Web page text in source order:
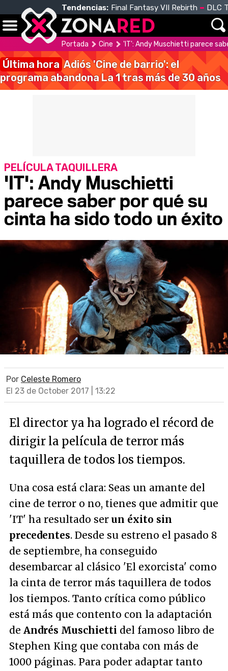
Tendencias: Final Fantasy VII Rebirth DLC
Portada Cine 'IT': Andy Muschietti parece
Última hora Adiós 'Cine de barrio': el
programa abandona La 1 tras más de 30 años
'IT': Andy Muschietti
parece saber por qué su
cinta ha sido todo un éxito
PELÍCULA TAQUILLERA
Por Celeste Romero
El 23 de October 2017 | 13:22
El director ya ha logrado el récord de
dirigir la película de terror más
taquillera de todos los tiempos.
Una cosa está clara: Seas un amante del
cine de terror o no, tienes que admitir que
'IT' ha resultado ser un éxito sin
precedentes. Desde su estreno el pasado 8
de septiembre, ha conseguido
desembarcar al clásico 'El exorcista' como
la cinta de terror más taquillera de todos
los tiempos. Tanto crítica como público
está más que contento con la adaptación
de Andrés Muschietti del famoso libro de
Stephen King que contaba con más de
1000 páginas. Para poder adaptar tanto